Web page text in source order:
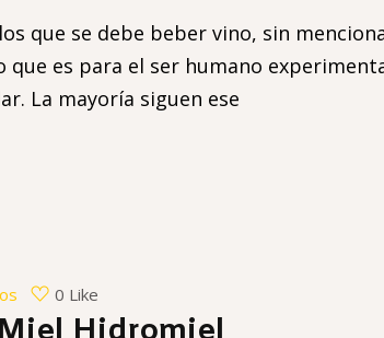
que se debe beber vino, sin
que es para el ser humano
La mayoría siguen ese
0 Like